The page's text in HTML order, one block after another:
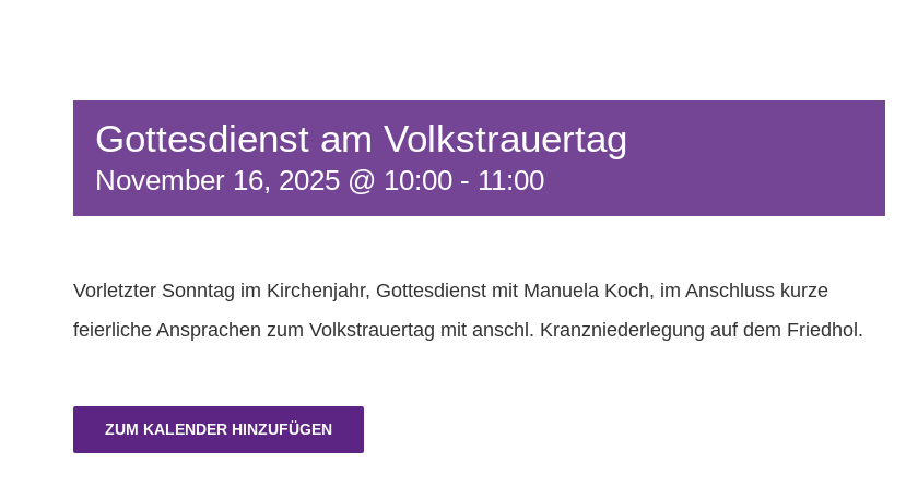
Gottesdienst am Volkstrauertag
November 16, 2025 @ 10:00 - 11:00
Vorletzter Sonntag im Kirchenjahr, Gottesdienst mit Manuela Koch, im Anschluss kurze
feierliche Ansprachen zum Volkstrauertag mit anschl. Kranzniederlegung auf dem Friedhol.
ZUM KALENDER HINZUFÜGEN